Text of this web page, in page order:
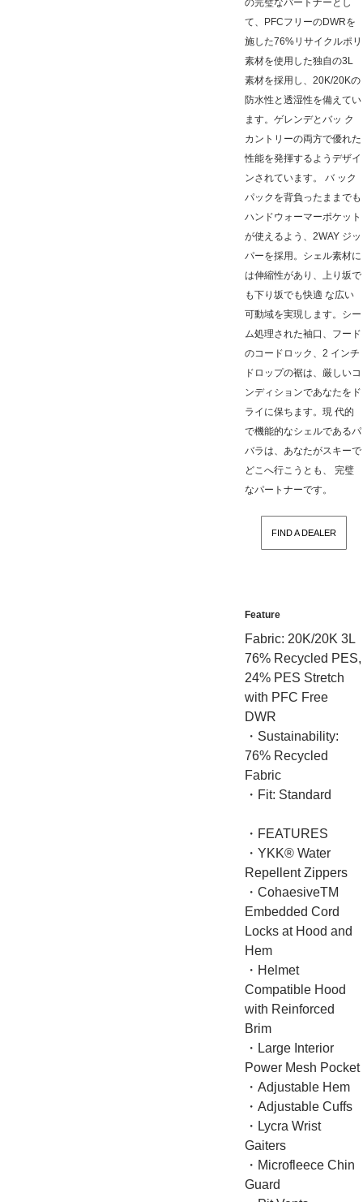
て、PFCフリーのDWRを
施した76%リサイクルポリ
素材を使用した独自の3L
素材を採用し、20K/20Kの
防水性と透湿性を備えてい
ます。ゲレンデとバッ ク
カントリーの両方で優れた
性能を発揮するようデザイ
ンされています。 バ ック
パックを背負ったままでも
ハンドウォーマーポケット
が使えるよう、2WAY ジッ
パーを採用。シェル素材に
は伸縮性があり、上り坂で
も下り坂でも快適 な広い
可動域を実現します。シー
ム処理された袖口、フード
のコードロック、2 インチ
ドロップの裾は、厳しいコ
ンディションであなたをド
ライに保ちます。現 代的
で機能的なシェルであるパ
バラは、あなたがスキーで
どこへ行こうとも、 完璧
なパートナーです。
FIND A DEALER
Feature
Fabric: 20K/20K 3L
76% Recycled PES,
24% PES Stretch
with PFC Free
DWR
・Sustainability:
76% Recycled
Fabric
・Fit: Standard
・FEATURES
・YKK® Water
Repellent Zippers
・CohaesiveTM
Embedded Cord
Locks at Hood and
Hem
・Helmet
Compatible Hood
with Reinforced
Brim
・Large Interior
Power Mesh Pocket
・Adjustable Hem
・Adjustable Cuffs
・Lycra Wrist
Gaiters
・Microfleece Chin
Guard